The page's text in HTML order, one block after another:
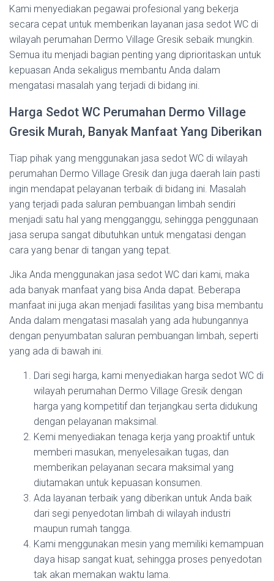
Kami menyediakan pegawai profesional yang bekerja
secara cepat untuk memberikan layanan jasa sedot WC di
wilayah perumahan Dermo Village Gresik sebaik mungkin.
Semua itu menjadi bagian penting yang diprioritaskan untuk
kepuasan Anda sekaligus membantu Anda dalam
mengatasi masalah yang terjadi di bidang ini.
Harga Sedot WC Perumahan Dermo Village
Gresik Murah, Banyak Manfaat Yang Diberikan
Tiap pihak yang menggunakan jasa sedot WC di wilayah
perumahan Dermo Village Gresik dan juga daerah lain pasti
ingin mendapat pelayanan terbaik di bidang ini. Masalah
yang terjadi pada saluran pembuangan limbah sendiri
menjadi satu hal yang mengganggu, sehingga penggunaan
jasa serupa sangat dibutuhkan untuk mengatasi dengan
cara yang benar di tangan yang tepat.
Jika Anda menggunakan jasa sedot WC dari kami, maka
ada banyak manfaat yang bisa Anda dapat. Beberapa
manfaat ini juga akan menjadi fasilitas yang bisa membantu
Anda dalam mengatasi masalah yang ada hubungannya
dengan penyumbatan saluran pembuangan limbah, seperti
yang ada di bawah ini.
Dari segi harga, kami menyediakan harga sedot WC di
wilayah perumahan Dermo Village Gresik dengan
harga yang kompetitif dan terjangkau serta didukung
dengan pelayanan maksimal.
Kemi menyediakan tenaga kerja yang proaktif untuk
memberi masukan, menyelesaikan tugas, dan
memberikan pelayanan secara maksimal yang
diutamakan untuk kepuasan konsumen.
Ada layanan terbaik yang diberikan untuk Anda baik
dari segi penyedotan limbah di wilayah industri
maupun rumah tangga.
Kami menggunakan mesin yang memiliki kemampuan
daya hisap sangat kuat, sehingga proses penyedotan
tak akan memakan waktu lama.